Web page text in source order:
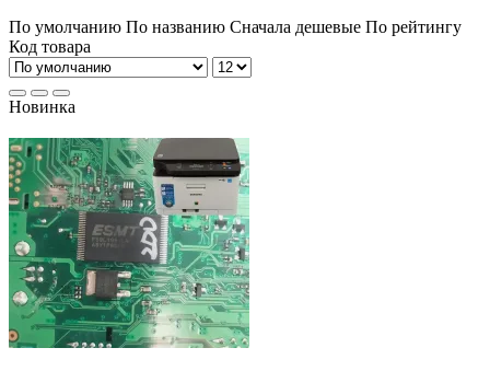
По умолчанию По названию Сначала дешевые По рейтингу
Код товара
Новинка